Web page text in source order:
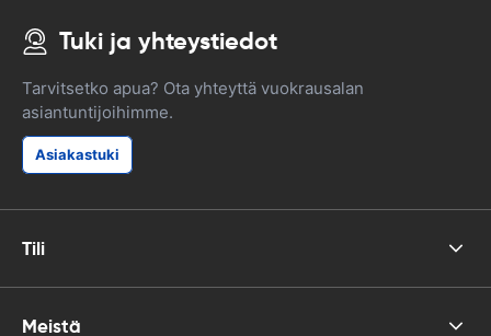
Tuki ja yhteystiedot
Tarvitsetko apua? Ota yhteyttä vuokrausalan
asiantuntijoihimme.
Asiakastuki
Tili
Meistä